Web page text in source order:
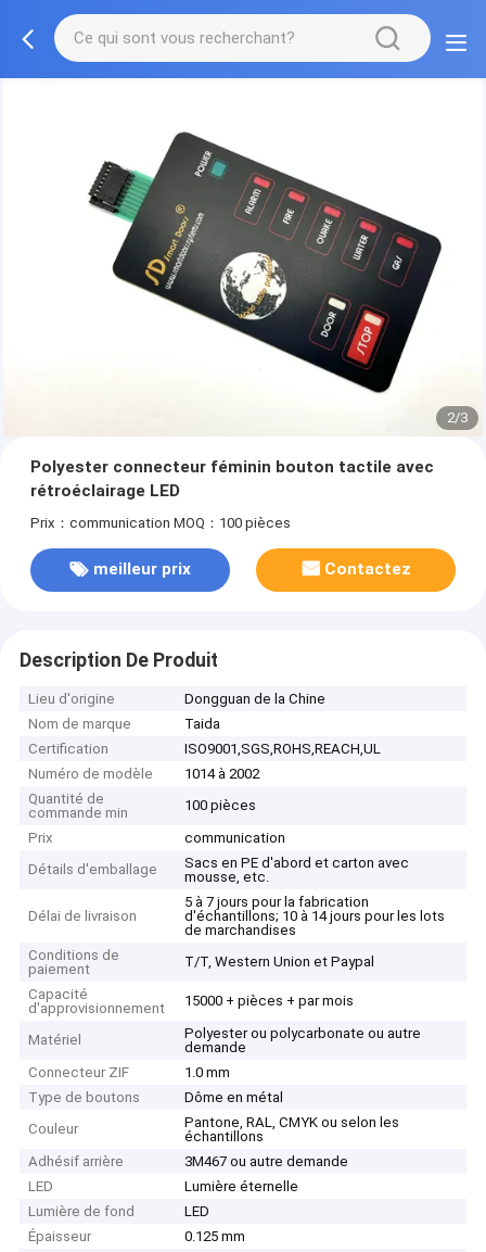
2/3
Polyester connecteur féminin bouton tactile avec
rétroéclairage LED
Prix：communication MOQ：100 pièces
meilleur prix Contactez
Description De Produit
Lieu d'origine
Dongguan de la Chine
Nom de marque
Taida
Certification
ISO9001,SGS,ROHS,REACH,UL
Numéro de modèle
1014 à 2002
Quantité de
commande min
100 pièces
Prix
communication
Détails d'emballage
Sacs en PE d'abord et carton avec
mousse, etc.
Délai de livraison
5 à 7 jours pour la fabrication
d'échantillons; 10 à 14 jours pour les lots
de marchandises
Conditions de
paiement
T/T, Western Union et Paypal
Capacité
d'approvisionnement
15000 + pièces + par mois
Matériel
Polyester ou polycarbonate ou autre
demande
Connecteur ZIF
1.0 mm
Type de boutons
Dôme en métal
Couleur
Pantone, RAL, CMYK ou selon les
échantillons
Adhésif arrière
3M467 ou autre demande
LED
Lumière éternelle
Lumière de fond
LED
Épaisseur
0.125 mm